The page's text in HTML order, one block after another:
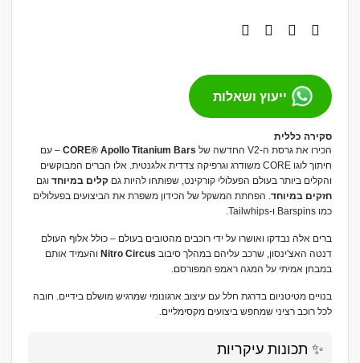
ייעוץ ושאלות
סקירה כללית
הכירו את גרסת ה-V2 החדשה של CORE® Apollo Titanium Bars – עם
חיתוך לוגו CORE משודרג וגרפיקה צדדית אלגנטית. אלו הברים המבוקשים
והקלים ביותר בעולם הפעלולי קורקינט, שפותחו להיות גם קלים במיוחד וגם
חזקים במיוחד. הפחתת המשקל של הכידון משפרת את הביצועים בפעלולים
כמו Barspins ו-Tailwhips.
ברים אלה נבדקו ואושרו על ידי רוכבים מהטובים בעולם – כולל אלוף העולם
דנטה האצ'ינסון, שרכב עליהם במהלך סיבוב Nitro Circus והעמיד אותם
במבחן אמיתי על המגה ראמפ המפורסם.
בנויים מטיטניום בדרגת חלל עם עיצוב ארגונומי שמרגיש מושלם בידיים. חובה
לכל רוכב רציני שמחפש ביצועים מקסימליים.
✨ תכונות עיקריות